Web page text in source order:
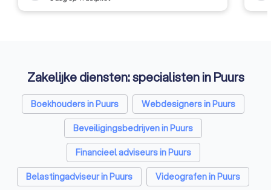
Zakelijke diensten: specialisten in Puurs
Boekhouders in Puurs
Webdesigners in Puurs
Beveiligingsbedrijven in Puurs
Financieel adviseurs in Puurs
Belastingadviseur in Puurs
Videografen in Puurs